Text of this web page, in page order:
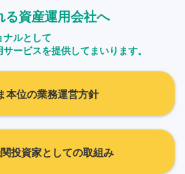
る資産運用会社へ
ナルとして
ービスを提供してまいります。
本位の業務運営方針
投資家としての取組み